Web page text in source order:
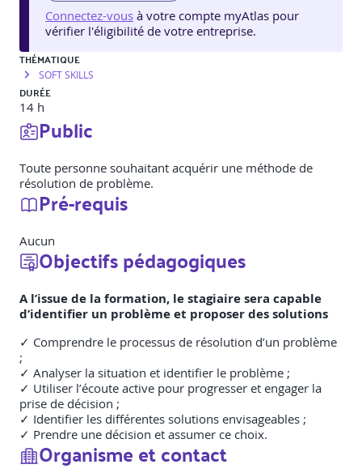
Connectez-vous à votre compte myAtlas pour
vérifier l'éligibilité de votre entreprise.
THÉMATIQUE
SOFT SKILLS
DURÉE
14 h
Public
Toute personne souhaitant acquérir une méthode de
résolution de problème.
Pré-requis
Aucun
Objectifs pédagogiques
A l’issue de la formation, le stagiaire sera capable
d’identifier un problème et proposer des solutions
✓ Comprendre le processus de résolution d’un problème
;
✓ Analyser la situation et identifier le problème ;
✓ Utiliser l’écoute active pour progresser et engager la
prise de décision ;
✓ Identifier les différentes solutions envisageables ;
✓ Prendre une décision et assumer ce choix.
Organisme et contact